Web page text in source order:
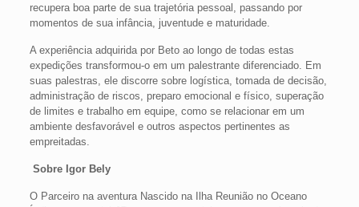
recupera boa parte de sua trajetória pessoal, passando por
momentos de sua infância, juventude e maturidade.
A experiência adquirida por Beto ao longo de todas estas
expedições transformou-o em um palestrante diferenciado. Em
suas palestras, ele discorre sobre logística, tomada de decisão,
administração de riscos, preparo emocional e físico, superação
de limites e trabalho em equipe, como se relacionar em um
ambiente desfavorável e outros aspectos pertinentes as
empreitadas.
Sobre Igor Bely
O Parceiro na aventura Nascido na Ilha Reunião no Oceano